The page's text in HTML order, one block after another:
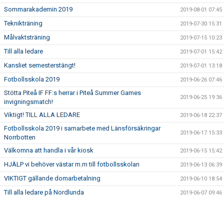
Sommarakademin 2019 2019-08-01 07:45
Teknikträning 2019-07-30 15:31
Målvaktsträning 2019-07-15 10:23
Till alla ledare 2019-07-01 15:42
Kansliet semesterstängt! 2019-07-01 13:18
Fotbollsskola 2019 2019-06-26 07:46
Stötta Piteå IF FF:s herrar i Piteå Summer Games
invigningsmatch!
2019-06-25 19:36
Viktigt! TILL ALLA LEDARE 2019-06-18 22:37
Fotbollsskola 2019 i samarbete med Länsförsäkringar
Norrbotten
2019-06-17 15:33
Välkomna att handla i vår kiosk 2019-06-15 15:42
HJÄLP vi behöver västar m.m till fotbollsskolan 2019-06-13 06:39
VIKTIGT gällande domarbetalning 2019-06-10 18:54
Till alla ledare på Nordlunda 2019-06-07 09:46